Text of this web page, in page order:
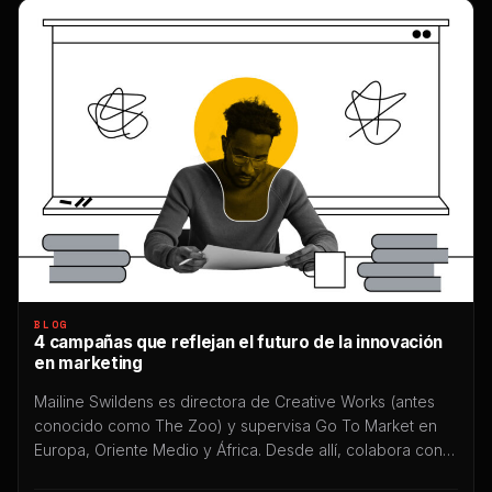
BLOG
4 campañas que reflejan el futuro de la innovación
en marketing
Mailine Swildens es directora de Creative Works (antes
conocido como The Zoo) y supervisa Go To Market en
Europa, Oriente Medio y África. Desde allí, colabora con